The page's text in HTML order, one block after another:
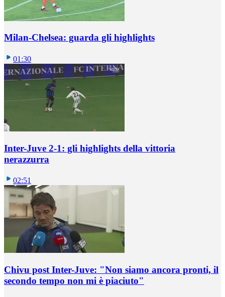
Milan-Chelsea: guarda gli highlights
01:30
Inter-Juve 2-1: gli highlights della vittoria
nerazzurra
02:51
Chivu post Inter-Juve: "Non siamo ancora pronti, il
secondo tempo non mi è piaciuto"